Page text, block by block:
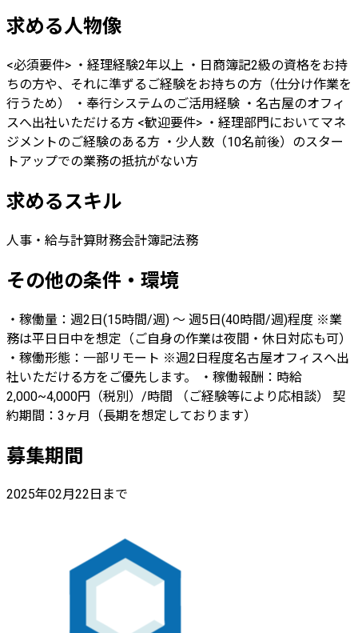
求める人物像
<必須要件> ・経理経験2年以上 ・日商簿記2級の資格をお持
ちの方や、それに準ずるご経験をお持ちの方（仕分け作業を
行うため） ・奉行システムのご活用経験 ・名古屋のオフィ
スへ出社いただける方 <歓迎要件> ・経理部門においてマネ
ジメントのご経験のある方 ・少人数（10名前後）のスター
トアップでの業務の抵抗がない方
求めるスキル
人事・給与計算財務会計簿記法務
その他の条件・環境
・稼働量：週2日(15時間/週) 〜 週5日(40時間/週)程度 ※業
務は平日日中を想定（ご自身の作業は夜間・休日対応も可）
・稼働形態：一部リモート ※週2日程度名古屋オフィスへ出
社いただける方をご優先します。 ・稼働報酬：時給
2,000~4,000円（税別）/時間 （ご経験等により応相談） 契
約期間：3ヶ月（長期を想定しております）
募集期間
2025年02月22日まで